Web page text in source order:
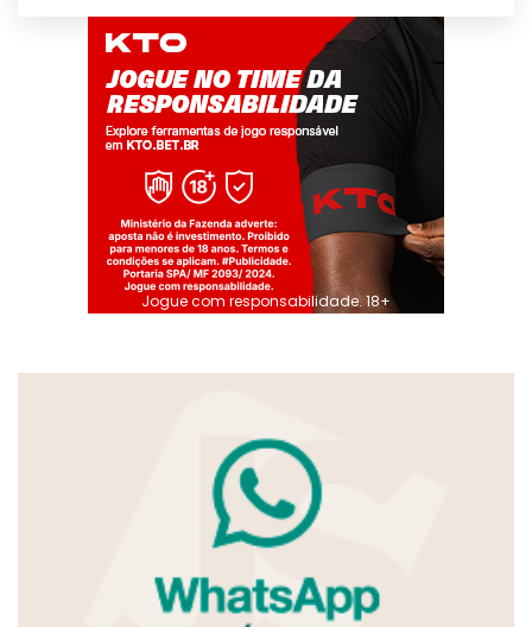
Jogue com responsabilidade. 18+